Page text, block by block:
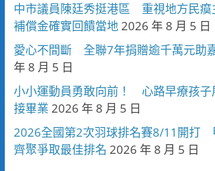
中市議員陳廷秀挺港區 重視地方民瘼
補償金確實回饋當地2026 年 8 月 5 日
愛心不間斷 全聯7年捐贈逾千萬元助
年 8 月 5 日
小小運動員勇敢向前！ 心路早療孩子
接畢業 2026 年 8 月 5 日
2026全國第2次羽球排名賽8/11開打
齊聚爭取最佳排名 2026 年 8 月 5 日